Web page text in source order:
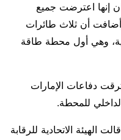
إنها اعترضت جميع
أن ثلاث طائرات
وهي أول محطة طاقة
دفاعات الإمارات
للمحطة.
الهيئة الاتحادية للرقابة